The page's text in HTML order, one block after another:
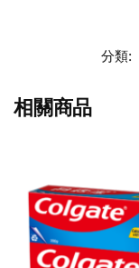
分類:
相關商品